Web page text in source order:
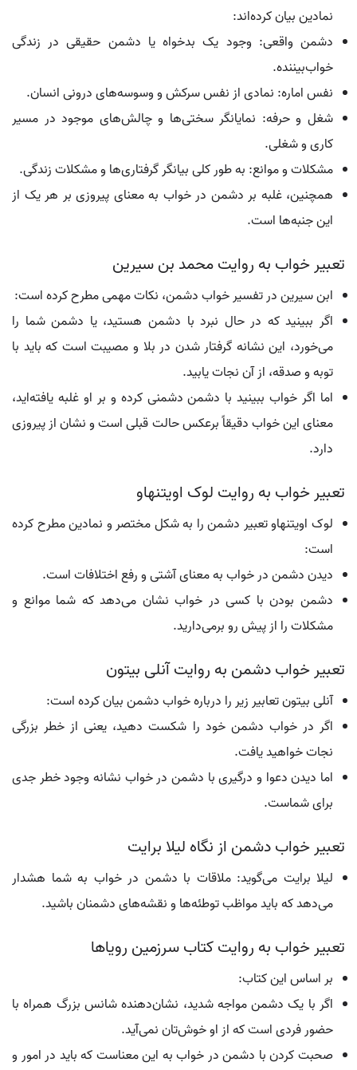
نمادین بیان کرده‌اند:
دشمن واقعی: وجود یک بدخواه یا دشمن حقیقی در زندگی
خواب‌بیننده.
نفس اماره: نمادی از نفس سرکش و وسوسه‌های درونی انسان.
شغل و حرفه: نمایانگر سختی‌ها و چالش‌های موجود در مسیر
کاری و شغلی.
مشکلات و موانع: به طور کلی بیانگر گرفتاری‌ها و مشکلات زندگی.
همچنین، غلبه بر دشمن در خواب به معنای پیروزی بر هر یک از
این جنبه‌ها است.
تعبیر خواب به روایت محمد بن سیرین
ابن سیرین در تفسیر خواب دشمن، نکات مهمی مطرح کرده است:
اگر ببینید که در حال نبرد با دشمن هستید، یا دشمن شما را
می‌خورد، این نشانه گرفتار شدن در بلا و مصیبت است که باید با
توبه و صدقه، از آن نجات یابید.
اما اگر خواب ببینید با دشمن دشمنی کرده و بر او غلبه یافته‌اید،
معنای این خواب دقیقاً برعکس حالت قبلی است و نشان از پیروزی
دارد.
تعبیر خواب به روایت لوک اویتنهاو
لوک اویتنهاو تعبیر دشمن را به شکل مختصر و نمادین مطرح کرده
است:
دیدن دشمن در خواب به معنای آشتی و رفع اختلافات است.
دشمن بودن با کسی در خواب نشان می‌دهد که شما موانع و
مشکلات را از پیش رو برمی‌دارید.
تعبیر خواب دشمن به روایت آنلی بیتون
آنلی بیتون تعابیر زیر را درباره خواب دشمن بیان کرده است:
اگر در خواب دشمن خود را شکست دهید، یعنی از خطر بزرگی
نجات خواهید یافت.
اما دیدن دعوا و درگیری با دشمن در خواب نشانه وجود خطر جدی
برای شماست.
تعبیر خواب دشمن از نگاه لیلا برایت
لیلا برایت می‌گوید: ملاقات با دشمن در خواب به شما هشدار
می‌دهد که باید مواظب توطئه‌ها و نقشه‌های دشمنان باشید.
تعبیر خواب به روایت کتاب سرزمین رویاها
بر اساس این کتاب:
اگر با یک دشمن مواجه شدید، نشان‌دهنده شانس بزرگ همراه با
حضور فردی است که از او خوش‌تان نمی‌آید.
صحبت کردن با دشمن در خواب به این معناست که باید در امور و